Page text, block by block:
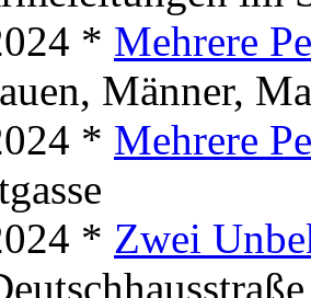
* Mehrere
Männer,
* Mehrere
* Zwei